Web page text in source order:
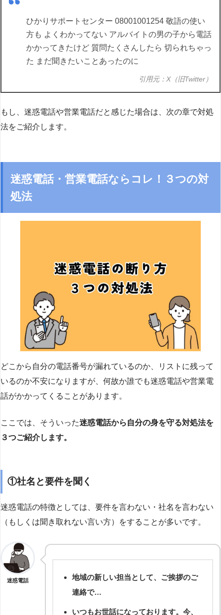
ひかりサポートセンター 08001001254 敬語の使い
方も よくわかってない アルバイトの男の子から電話
かかってきたけど 質問たくさんしたら 切られちゃっ
た まだ聞きたいことあったのに
引用元：X（旧Twitter）
もし、迷惑電話や営業電話だと感じた場合は、次の章で対処
法をご紹介します。
迷惑電話・営業電話ならコレ！３つの対
処法
どこから自分の電話番号が漏れているのか、リストに残って
いるのか不安になりますが、何故か誰でも迷惑電話や営業電
話がかかってくることがあります。
ここでは、そういった迷惑電話から自分の身を守る対処法を
３つご紹介します。
①社名と要件を聞く
迷惑電話の特徴としては、要件を言わない・社名を言わない
（もしくは聞き取れない言い方）をすることが多いです。
迷惑電話
地域の新しい担当として、ご挨拶のご
連絡で…
いつもお世話になっております。今、